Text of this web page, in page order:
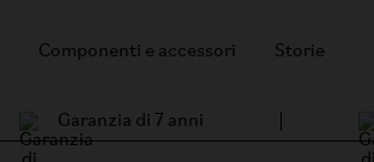
Componenti e accessori Storie
Garanzia di 7 anni